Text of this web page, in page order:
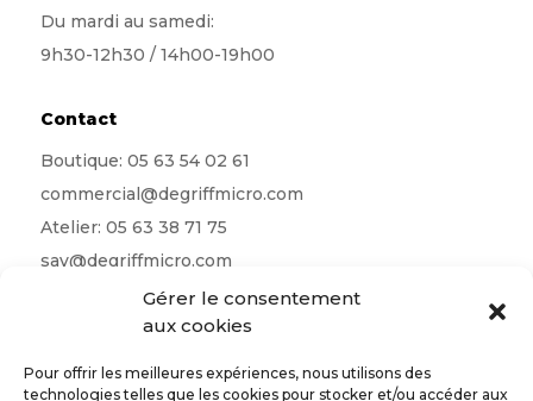
Gérer le consentement
aux cookies
Pour offrir les meilleures expériences, nous utilisons des
technologies telles que les cookies pour stocker et/ou accéder aux
Du mardi au samedi:
9h30-12h30 / 14h00-19h00
Contact
Boutique: 05 63 54 02 61
commercial@degriffmicro.com
Atelier: 05 63 38 71 75
sav@degriffmicro.com
albi@degriffmicro.com
16 Avenue de Garban 81990 Puygouzon